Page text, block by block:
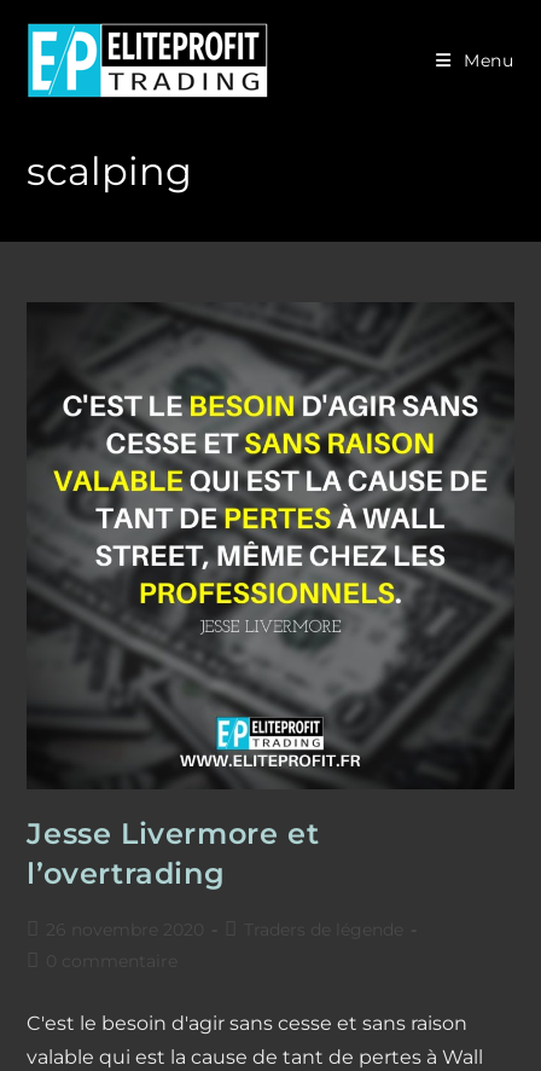
content
Menu
scalping
Jesse Livermore et
l’overtrading
26 novembre 2020
la
publication :
C'est le besoin d'agir sans cesse et sans raison
valable qui est la cause de tant de pertes à Wall